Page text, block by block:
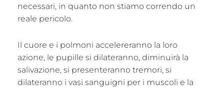
necessari, in quanto non stiamo correndo un
reale pericolo.
Il cuore e i polmoni accelereranno la loro
azione, le pupille si dilateranno, diminuirà la
salivazione, si presenteranno tremori, si
dilateranno i vasi sanguigni per i muscoli e la